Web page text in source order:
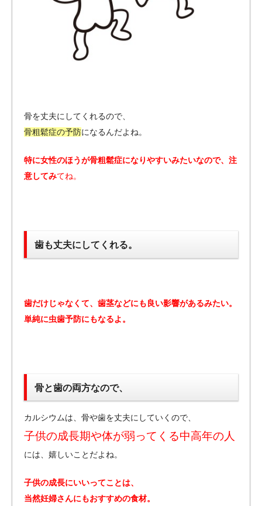
骨を丈夫にしてくれるので、
骨粗鬆症の予防になるんだよね。
特に女性のほうが骨粗鬆症になりやすいみたいなので、注
意してみてね。
歯も丈夫にしてくれる。
歯だけじゃなくて、歯茎などにも良い影響があるみたい。
単純に虫歯予防にもなるよ。
骨と歯の両方なので、
カルシウムは、骨や歯を丈夫にしていくので、
子供の成長期や体が弱ってくる中高年の人
には、嬉しいことだよね。
子供の成長にいいってことは、
当然妊婦さんにもおすすめの食材。